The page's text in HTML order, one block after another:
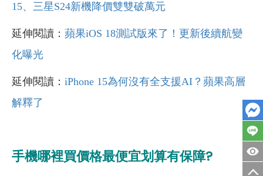
15、三星S24新機降價雙雙破萬元
延伸閱讀： 蘋果iOS 18測試版來了！更新後續航變
化曝光
延伸閱讀： iPhone 15為何沒有全支援AI？蘋果高層
解釋了
手機哪裡買價格最便宜划算有保障?